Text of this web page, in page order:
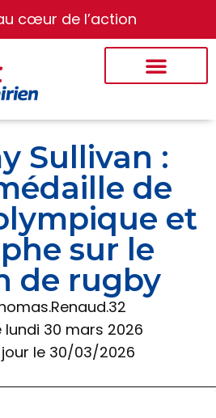
cœur de l’action
Sullivan :
de
et
sur le
de rugby
lundi 30 mars 2026
le 30/03/2026